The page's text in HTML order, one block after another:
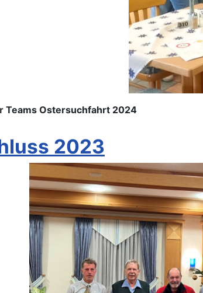
Teams Ostersuchfahrt 2024
2023